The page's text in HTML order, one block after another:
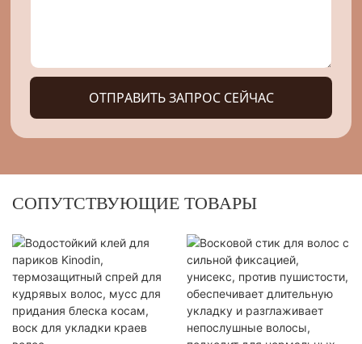
ОТПРАВИТЬ ЗАПРОС СЕЙЧАС
СОПУТСТВУЮЩИЕ ТОВАРЫ